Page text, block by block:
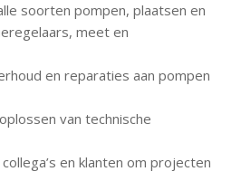
soorten pompen, plaatsen en
meet en
en reparaties aan pompen
van technische
en klanten om projecten